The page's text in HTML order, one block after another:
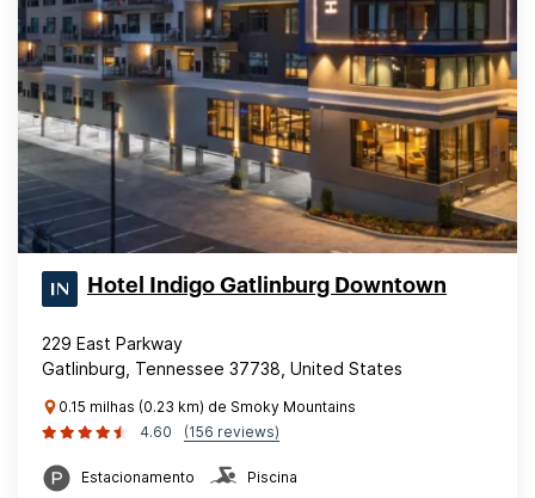
Hotel Indigo Gatlinburg Downtown
229 East Parkway
Gatlinburg, Tennessee 37738, United States
0.15 milhas (0.23 km) de Smoky Mountains
4.60
(156 reviews)
Estacionamento Piscina